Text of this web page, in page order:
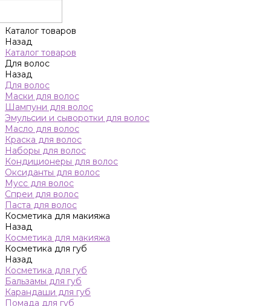
Каталог товаров
Назад
Каталог товаров
Для волос
Назад
Для волос
Маски для волос
Шампуни для волос
Эмульсии и сыворотки для волос
Масло для волос
Краска для волос
Наборы для волос
Кондиционеры для волос
Оксиданты для волос
Мусс для волос
Спреи для волос
Паста для волос
Косметика для макияжа
Назад
Косметика для макияжа
Косметика для губ
Назад
Косметика для губ
Бальзамы для губ
Карандаши для губ
Помада для губ